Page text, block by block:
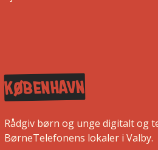
København
Rådgiv børn og unge digitalt og
BørneTelefonens lokaler i Valby.